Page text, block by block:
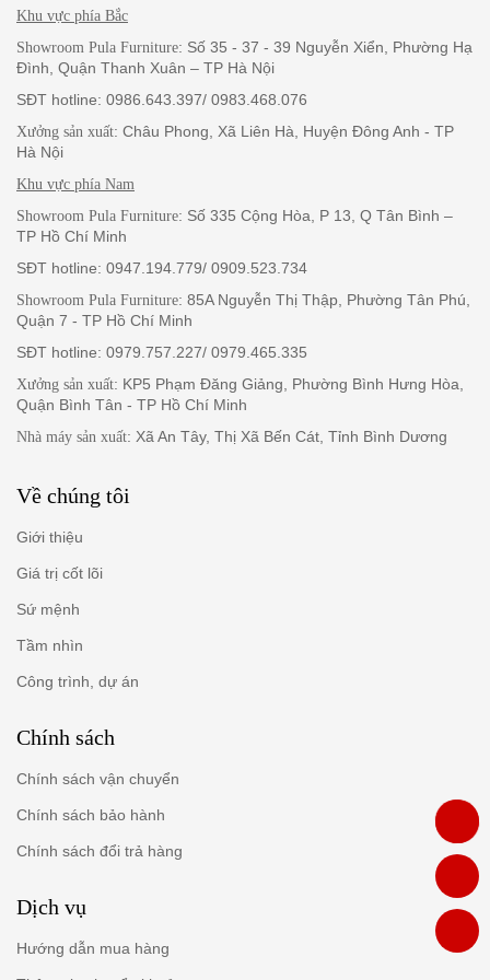
Khu vực phía Bắc
Showroom Pula Furniture: Số 35 - 37 - 39 Nguyễn Xiển, Phường Hạ
Đình, Quận Thanh Xuân – TP Hà Nội
SĐT hotline: 0986.643.397/ 0983.468.076
Xưởng sản xuất: Châu Phong, Xã Liên Hà, Huyện Đông Anh - TP
Hà Nội
Khu vực phía Nam
Showroom Pula Furniture: Số 335 Cộng Hòa, P 13, Q Tân Bình –
TP Hồ Chí Minh
SĐT hotline: 0947.194.779/ 0909.523.734
Showroom Pula Furniture: 85A Nguyễn Thị Thập, Phường Tân Phú,
Quận 7 - TP Hồ Chí Minh
SĐT hotline: 0979.757.227/ 0979.465.335
Xưởng sản xuất: KP5 Phạm Đăng Giảng, Phường Bình Hưng Hòa,
Quận Bình Tân - TP Hồ Chí Minh
Nhà máy sản xuất: Xã An Tây, Thị Xã Bến Cát, Tỉnh Bình Dương
Về chúng tôi
Giới thiệu
Giá trị cốt lõi
Sứ mệnh
Tầm nhìn
Công trình, dự án
Chính sách
Chính sách vận chuyển
Chính sách bảo hành
Chính sách đổi trả hàng
Dịch vụ
Hướng dẫn mua hàng